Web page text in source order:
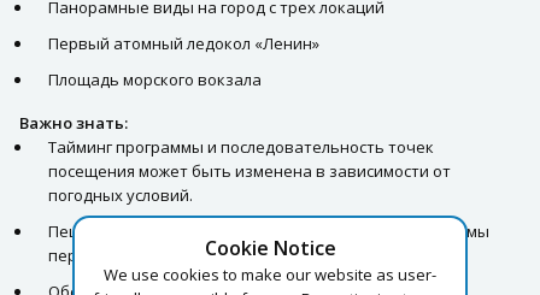
Панорамные виды на город с трех локаций
Первый атомный ледокол «Ленин»
Площадь морского вокзала
Важно знать:
Тайминг программы и последовательность точек
посещения может быть изменена в зависимости от
погодных условий.
Пешком ходить много не придется, между локациями мы
передвигаемся на транспорте.
Cookie Notice
We use cookies to make our website as user-